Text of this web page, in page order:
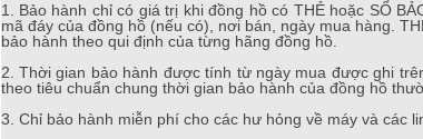
1. Bảo hành chỉ có giá trị khi đồng hồ có THẺ hoặc SỔ
mã đáy của đồng hồ (nếu có), nơi bán, ngày mua hàng.
bảo hành theo qui định của từng hãng đồng hồ.
2. Thời gian bảo hành được tính từ ngày mua được ghi
theo tiêu chuẩn chung thời gian bảo hành của đồng hồ
3. Chỉ bảo hành miễn phí cho các hư hỏng về máy và các